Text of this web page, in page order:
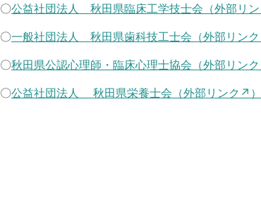
〇公益社団法人 秋田県臨床工学技士会（外部リン
〇一般社団法人 秋田県歯科技工士会（外部リンク
〇秋田県公認心理師・ 臨床心理士協会（外部リンク
〇公益社団法人 秋田県栄養士会（外部リンク↗）